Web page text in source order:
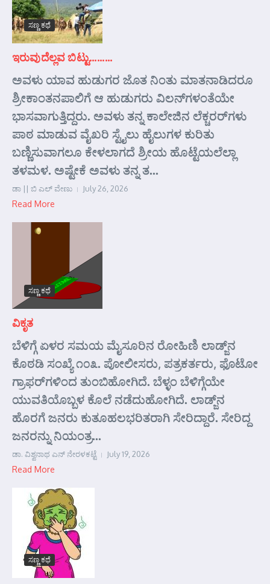
ಸಣ್ಣ ಕಥೆ
ಇರುವುದೆಲ್ಲವ ಬಿಟ್ಟು………
ಅವಳು ಯಾವ ಹುಡುಗರ ಜೊತ ನಿಂತು ಮಾತನಾಡಿದರೂ
ಶ್ರೀಕಾಂತನಪಾಲಿಗೆ ಆ ಹುಡುಗರು ವಿಲನ್‌ಗಳಂತೆಯೇ
ಭಾಸವಾಗುತ್ತಿದ್ದರು. ಅವಳು ತನ್ನ ಕಾಲೇಜಿನ ಲೆಕ್ಚರರ್‌ಗಳು
ಪಾಠ ಮಾಡುವ ವೈಖರಿ ಸ್ಟೈಲು ಹೈಲುಗಳ ಕುರಿತು
ಬಣ್ಣಿಸುವಾಗಲೂ ಕೇಳಲಾಗದೆ ಶ್ರೀಯ ಹೊಟ್ಟೆಯಲೆಲ್ಲಾ
ತಳಮಳ. ಅಷ್ಟೇಕೆ ಅವಳು ತನ್ನ ತ...
ಡಾ || ಬಿ ಎಲ್ ವೇಣು July 26, 2026
Read More
ಸಣ್ಣ ಕಥೆ
ವಿಕೃತ
ಬೆಳಿಗ್ಗೆ ಏಳರ ಸಮಯ ಮೈಸೂರಿನ ರೋಹಿಣಿ ಲಾಡ್ಜ್‌ನ
ಕೊಠಡಿ ಸಂಖ್ಯೆ ೧೦೩. ಪೋಲೀಸರು, ಪತ್ರಕರ್ತರು, ಫೊಟೋ
ಗ್ರಾಫರ್‌ಗಳಿಂದ ತುಂಬಿಹೋಗಿದೆ. ಬೆಳ್ಳಂ ಬೆಳಿಗ್ಗೆಯೇ
ಯುವತಿಯೊಬ್ಬಳ ಕೊಲೆ ನಡೆದುಹೋಗಿದೆ. ಲಾಡ್ಜ್‌ನ
ಹೊರಗೆ ಜನರು ಕುತೂಹಲಭರಿತರಾಗಿ ಸೇರಿದ್ದಾರೆ. ಸೇರಿದ್ದ
ಜನರನ್ನು ನಿಯಂತ್ರ...
ಡಾ. ವಿಶ್ವನಾಥ ಎನ್ ನೇರಳಕಟ್ಟೆ July 19, 2026
Read More
ಸಣ್ಣ ಕಥೆ